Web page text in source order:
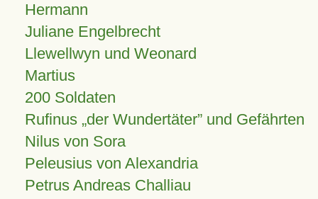
Hermann
Juliane Engelbrecht
Llewellwyn und Weonard
Martius
200 Soldaten
Rufinus „der Wundertäter” und Gefährten
Nilus von Sora
Peleusius von Alexandria
Petrus Andreas Challiau